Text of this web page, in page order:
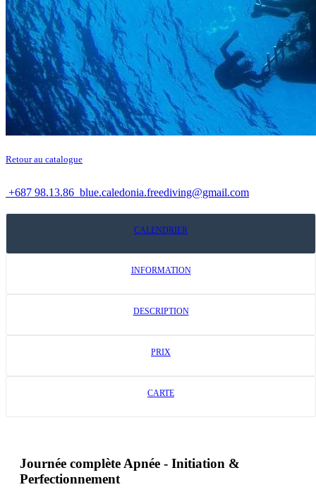
Retour au catalogue
+687 98.13.86 blue.caledonia.freediving@gmail.com
CALENDRIER
INFORMATION
DESCRIPTION
PRIX
CARTE
Journée complète Apnée - Initiation &
Perfectionnement